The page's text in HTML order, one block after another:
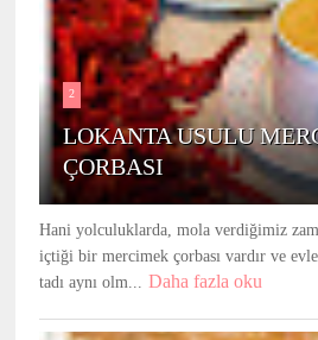
2
LOKANTA USULU
ÇORBASI
Hani yolculuklarda, mola verdiğimiz
içtiği bir mercimek çorbası vardır ve
tadı aynı olm...
Daha fazla oku